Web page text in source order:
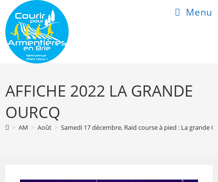
content
Menu
AFFICHE 2022 LA GRANDE
OURCQ
> AM > Août > Samedi 17 décembre, Raid course à pied : La grande